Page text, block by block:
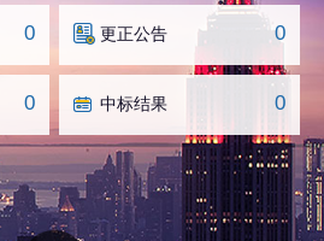
0 更正公告 0
0 中标结果 0